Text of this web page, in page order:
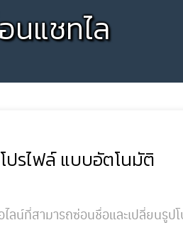
นแชทไล
ปรไฟล์ แบบอัตโนมัติ
น์ที่สามารถซ่อนชื่อและเปลี่ยนรูป